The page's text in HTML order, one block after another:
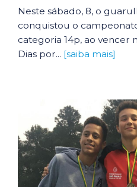
Neste sábado, 8, o
conquistou o
categoria 14p, ao vencer
Dias por... [saiba mais]